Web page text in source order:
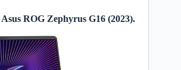
ROG Zephyrus G16 (2023).